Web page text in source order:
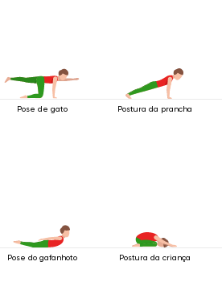
Pose de gato Postura da prancha
Pose do gafanhoto Postura da criança